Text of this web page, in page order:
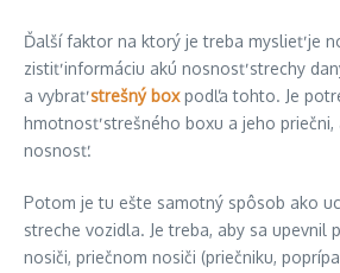
Ďalší faktor na ktorý je treba myslieť je
zistiť informáciu akú nosnosť strechy
a vybraťstrešný boxpodľa tohto. Je
hmotnosť strešného boxu a jeho priečni,
nosnosť.
Potom je tu ešte samotný spôsob ako
streche vozidla. Je treba, aby sa upevnil
nosiči, priečnom nosiči (priečniku,